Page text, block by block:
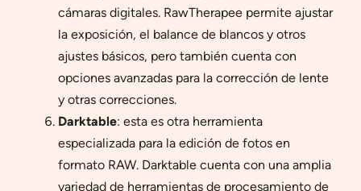
cámaras digitales. RawTherapee permite ajustar
la exposición, el balance de blancos y otros
ajustes básicos, pero también cuenta con
opciones avanzadas para la corrección de lente
y otras correcciones.
Darktable: esta es otra herramienta
especializada para la edición de fotos en
formato RAW. Darktable cuenta con una amplia
variedad de herramientas de procesamiento de